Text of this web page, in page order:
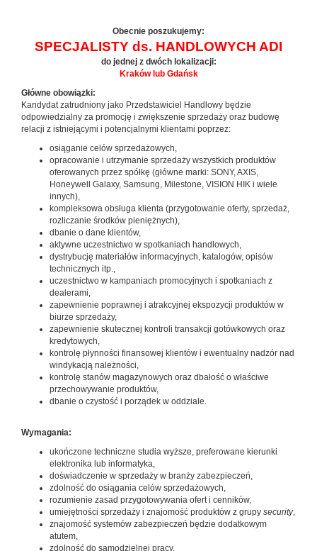
Obecnie poszukujemy:
SPECJALISTY ds. HANDLOWYCH ADI
do jednej z dwóch lokalizacji:
Kraków lub Gdańsk
Główne obowiązki:
Kandydat zatrudniony jako Przedstawiciel Handlowy będzie
odpowiedzialny za promocję i zwiększenie sprzedaży oraz budowę
relacji z istniejącymi i potencjalnymi klientami poprzez:
osiąganie celów sprzedażowych,
opracowanie i utrzymanie sprzedaży wszystkich produktów
oferowanych przez spółkę (główne marki: SONY, AXIS,
Honeywell Galaxy, Samsung, Milestone, VISION HIK i wiele
innych),
kompleksowa obsługa klienta (przygotowanie oferty, sprzedaż,
rozliczanie środków pieniężnych),
dbanie o dane klientów,
aktywne uczestnictwo w spotkaniach handlowych,
dystrybucję materiałów informacyjnych, katalogów, opisów
technicznych itp.,
uczestnictwo w kampaniach promocyjnych i spotkaniach z
dealerami,
zapewnienie poprawnej i atrakcyjnej ekspozycji produktów w
biurze sprzedaży,
zapewnienie skutecznej kontroli transakcji gotówkowych oraz
kredytowych,
kontrolę płynności finansowej klientów i ewentualny nadzór nad
windykacją należności,
kontrolę stanów magazynowych oraz dbałość o właściwe
przechowywanie produktów,
dbanie o czystość i porządek w oddziale.
Wymagania:
ukończone techniczne studia wyższe, preferowane kierunki
elektronika lub informatyka,
doświadczenie w sprzedaży w branży zabezpieczeń,
zdolność do osiągania celów sprzedażowych,
rozumienie zasad przygotowywania ofert i cenników,
umiejętności sprzedaży i znajomość produktów z grupy security,
znajomość systemów zabezpieczeń będzie dodatkowym
atutem,
zdolność do samodzielnej pracy,